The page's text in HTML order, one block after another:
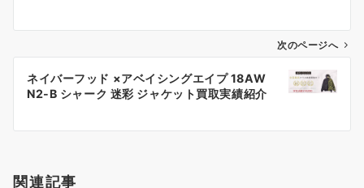
ビ
ン
次のページへ
ネイバーフッド ×アベイシングエイプ 18AW
N2-B シャーク 迷彩 ジャケット買取実績紹介
関連記事